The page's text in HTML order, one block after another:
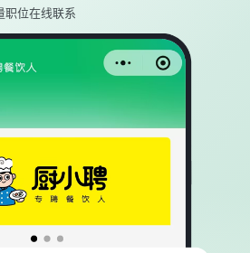
职位在线联系